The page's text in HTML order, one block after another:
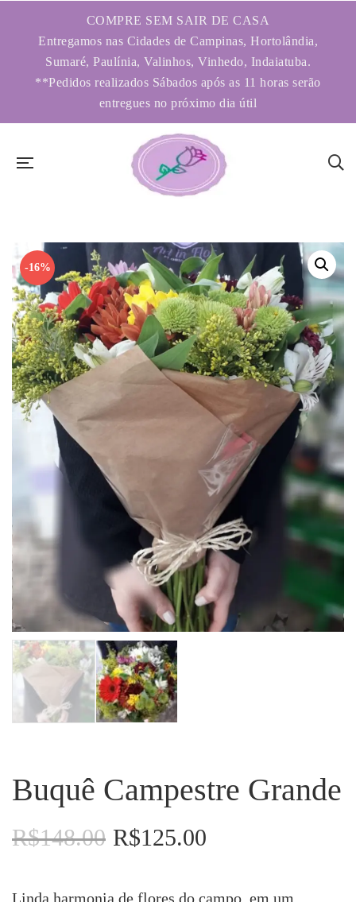
COMPRE SEM SAIR DE CASA
Entregamos nas Cidades de Campinas, Hortolândia,
Sumaré, Paulínia, Valinhos, Vinhedo, Indaiatuba.
**Pedidos realizados Sábados após as 11 horas serão
entregues no próximo dia útil
-16%
Buquê Campestre Grande
R$148.00 O
era:
R$125.00
é:
Linda harmonia de flores do campo, em um